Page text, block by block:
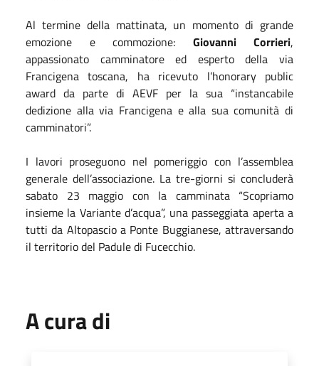
Al termine della mattinata, un momento di grande
emozione e commozione: Giovanni Corrieri,
appassionato camminatore ed esperto della via
Francigena toscana, ha ricevuto l’honorary public
award da parte di AEVF per la sua “instancabile
dedizione alla via Francigena e alla sua comunità di
camminatori”.
I lavori proseguono nel pomeriggio con l’assemblea
generale dell’associazione. La tre-giorni si concluderà
sabato 23 maggio con la camminata “Scopriamo
insieme la Variante d’acqua”, una passeggiata aperta a
tutti da Altopascio a Ponte Buggianese, attraversando
il territorio del Padule di Fucecchio.
A cura di